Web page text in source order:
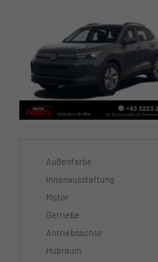
Außenfarbe
Innenausstattung
Motor
Getriebe
Antriebsachse
Hubraum